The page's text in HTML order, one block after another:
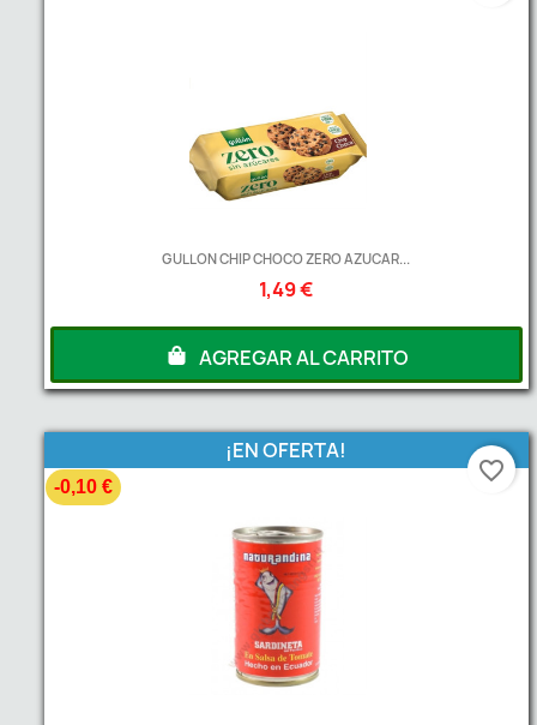
GULLON CHIP CHOCO ZERO AZUCAR...
1,49 €
AGREGAR AL CARRITO
¡EN OFERTA!
-0,10 €
favorite_border